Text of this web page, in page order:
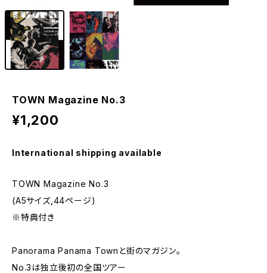
TOWN Magazine No.3
¥1,200
International shipping available
TOWN Magazine No.3
(A5サイズ,44ページ)
※特典付き
Panorama Panama Townと街のマガジン。
No.3は独立後初の全国ツアー